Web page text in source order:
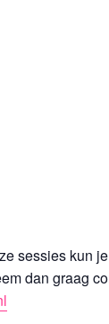
sessies kun
dan graag